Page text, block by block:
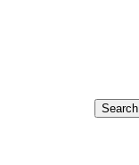
Search